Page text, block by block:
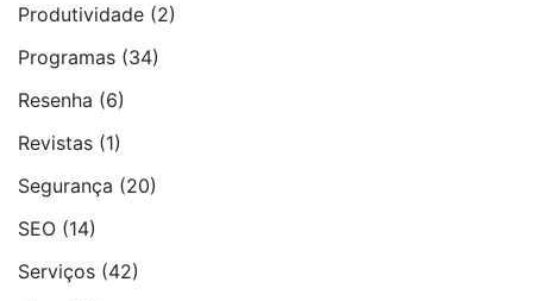
Produtividade (2)
Programas (34)
Resenha (6)
Revistas (1)
Segurança (20)
SEO (14)
Serviços (42)